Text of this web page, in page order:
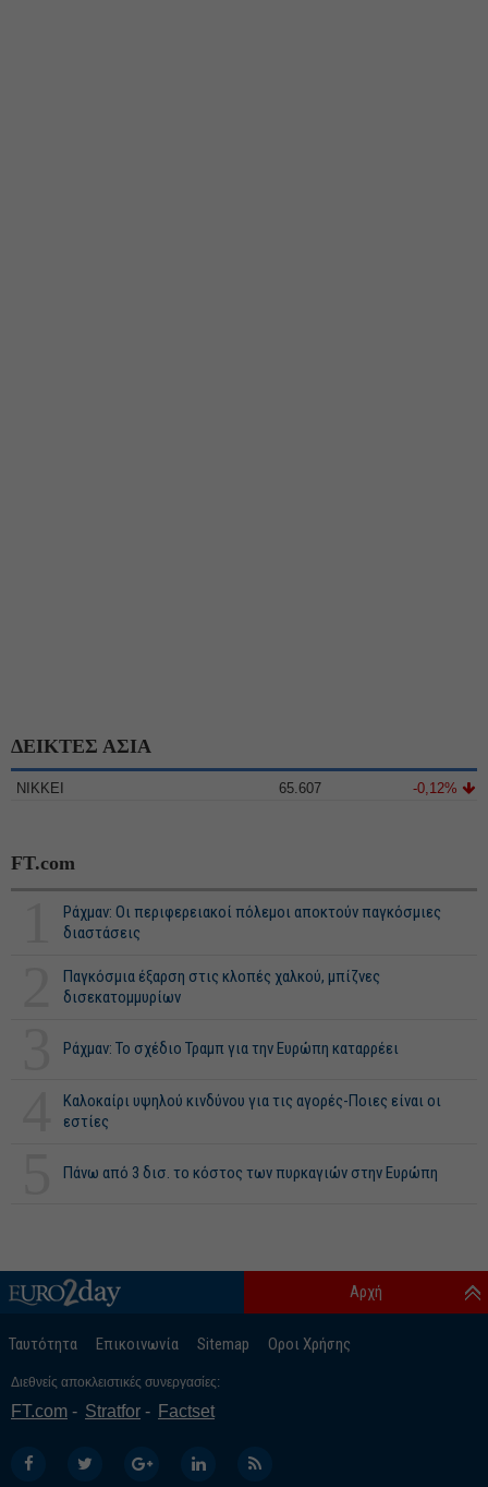
ΔΕΙΚΤΕΣ ΑΣΙΑ
NIKKEI 65.607 -0,12%
FT.com
Ράχμαν: Οι περιφερειακοί πόλεμοι αποκτούν παγκόσμιες
διαστάσεις
Παγκόσμια έξαρση στις κλοπές χαλκού, μπίζνες
δισεκατομμυρίων
Ράχμαν: Το σχέδιο Τραμπ για την Ευρώπη καταρρέει
Καλοκαίρι υψηλού κινδύνου για τις αγορές-Ποιες είναι οι
εστίες
Πάνω από 3 δισ. το κόστος των πυρκαγιών στην Ευρώπη
Ταυτότητα Επικοινωνία Sitemap Οροι Χρήσης
Αρχή
Διεθνείς αποκλειστικές συνεργασίες:
FT.com Stratfor Factset